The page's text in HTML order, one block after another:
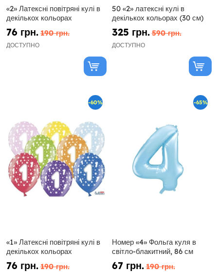
«2» Латексні повітряні кулі в
декількох кольорах
76 грн. 190 грн.
ДОСТУПНО
50 «2» латексні кулі в
декількох кольорах (30 см)
325 грн. 590 грн.
ДОСТУПНО
-60%
«1» Латексні повітряні кулі в
декількох кольорах
76 грн. 190 грн.
-65%
Номер «4» Фольга куля в
світло-блакитний, 86 см
67 грн. 190 грн.